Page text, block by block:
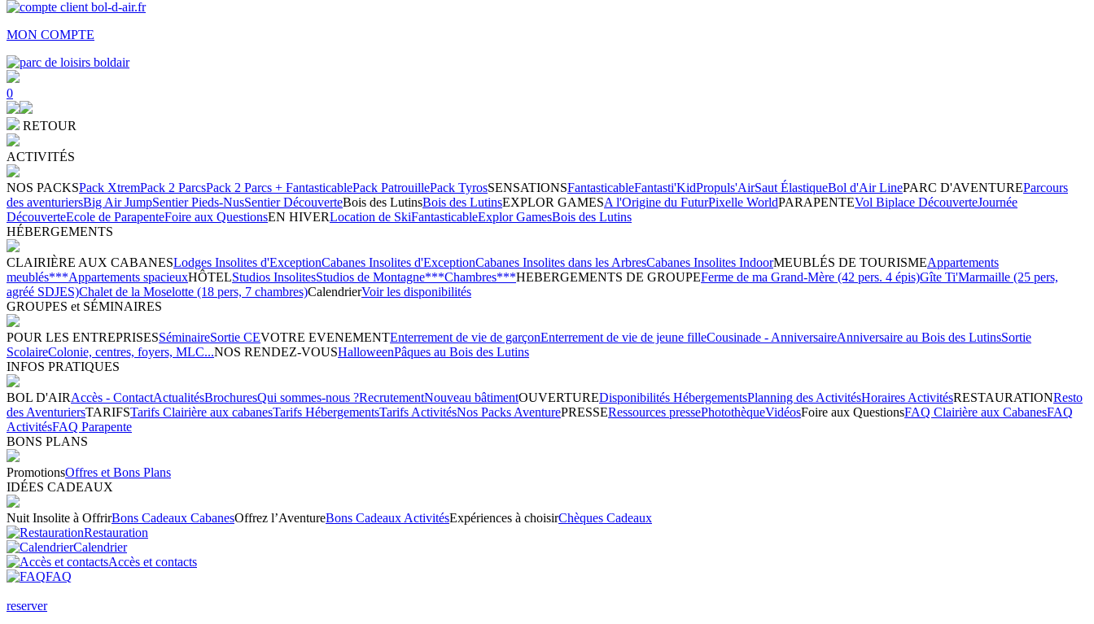
MON COMPTE
0
RETOUR
ACTIVITÉS
NOS PACKSPack XtremPack 2 ParcsPack 2 Parcs + FantasticablePack PatrouillePack TyrosSENSATIONSFantasticableFantasti'KidPropuls'AirSaut ÉlastiqueBol d'Air LinePARC D'AVENTUREParcours
des aventuriersBig Air JumpSentier Pieds-NusSentier DécouverteBois des LutinsBois des LutinsEXPLOR GAMESA l'Origine du FuturPixelle WorldPARAPENTEVol Biplace DécouverteJournée
DécouverteEcole de ParapenteFoire aux QuestionsEN HIVERLocation de SkiFantasticableExplor GamesBois des Lutins
HÉBERGEMENTS
CLAIRIÈRE AUX CABANESLodges Insolites d'ExceptionCabanes Insolites d'ExceptionCabanes Insolites dans les ArbresCabanes Insolites IndoorMEUBLÉS DE TOURISMEAppartements
meublés***Appartements spacieuxHÔTELStudios InsolitesStudios de Montagne***Chambres***HEBERGEMENTS DE GROUPEFerme de ma Grand-Mère (42 pers. 4 épis)Gîte Ti'Marmaille (25 pers,
agréé SDJES)Chalet de la Moselotte (18 pers, 7 chambres)CalendrierVoir les disponibilités
GROUPES et SÉMINAIRES
POUR LES ENTREPRISESSéminaireSortie CEVOTRE EVENEMENTEnterrement de vie de garçonEnterrement de vie de jeune filleCousinade - AnniversaireAnniversaire au Bois des LutinsSortie
ScolaireColonie, centres, foyers, MLC...NOS RENDEZ-VOUSHalloweenPâques au Bois des Lutins
INFOS PRATIQUES
BOL D'AIRAccès - ContactActualitésBrochuresQui sommes-nous ?RecrutementNouveau bâtimentOUVERTUREDisponibilités HébergementsPlanning des ActivitésHoraires ActivitésRESTAURATIONResto
des AventuriersTARIFSTarifs Clairière aux cabanesTarifs HébergementsTarifs ActivitésNos Packs AventurePRESSERessources pressePhotothèqueVidéosFoire aux QuestionsFAQ Clairière aux CabanesFAQ
ActivitésFAQ Parapente
BONS PLANS
PromotionsOffres et Bons Plans
IDÉES CADEAUX
Nuit Insolite à OffrirBons Cadeaux CabanesOffrez l’AventureBons Cadeaux ActivitésExpériences à choisirChèques Cadeaux
Restauration
Calendrier
Accès et contacts
FAQ
reserver